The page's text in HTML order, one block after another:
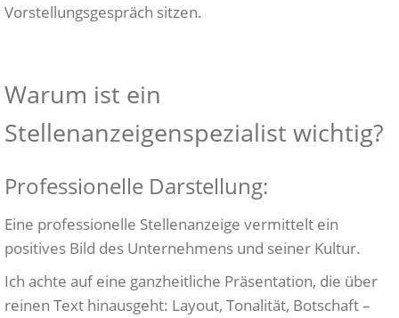
Vorstellungsgespräch sitzen.
Warum ist ein
Stellenanzeigenspezialist wichtig?
Professionelle Darstellung:
Eine professionelle Stellenanzeige vermittelt ein
positives Bild des Unternehmens und seiner Kultur.
Ich achte auf eine ganzheitliche Präsentation, die über
reinen Text hinausgeht: Layout, Tonalität, Botschaft –